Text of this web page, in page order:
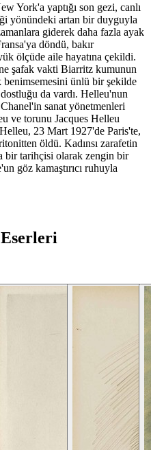
York'a yaptığı son gezi, canlı
yönündeki artan bir duyguyla
giderek daha fazla ayak
döndü, bakır
ölçüde aile hayatına çekildi.
şafak vakti Biarritz kumunun
benimsemesini ünlü bir şekilde
da vardı. Helleu'nun
sanat yönetmenleri
ve torunu Jacques Helleu
23 Mart 1927'de Paris'te,
öldü. Kadınsı zarafetin
bir tarihçisi olarak zengin bir
göz kamaştırıcı ruhuyla